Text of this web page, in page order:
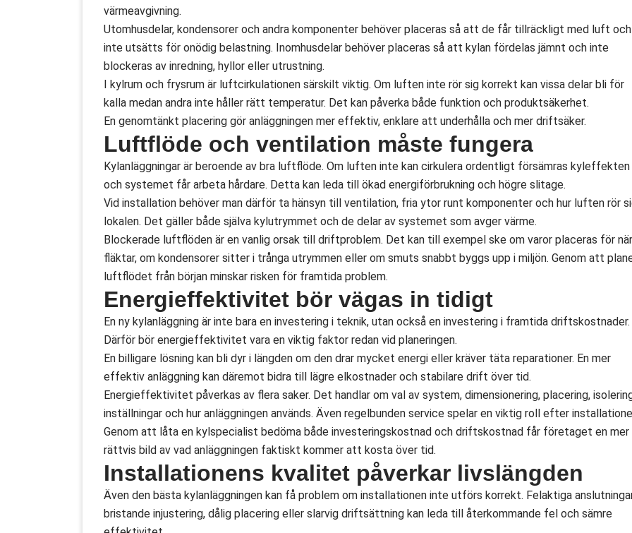
värmeavgivning.
Utomhusdelar, kondensorer och andra komponenter behöver placeras så att de får tillräckligt med luft och
inte utsätts för onödig belastning. Inomhusdelar behöver placeras så att kylan fördelas jämnt och inte
blockeras av inredning, hyllor eller utrustning.
I kylrum och frysrum är luftcirkulationen särskilt viktig. Om luften inte rör sig korrekt kan vissa delar bli för
kalla medan andra inte håller rätt temperatur. Det kan påverka både funktion och produktsäkerhet.
En genomtänkt placering gör anläggningen mer effektiv, enklare att underhålla och mer driftsäker.
Luftflöde och ventilation måste fungera
Kylanläggningar är beroende av bra luftflöde. Om luften inte kan cirkulera ordentligt försämras kyleffekten
och systemet får arbeta hårdare. Detta kan leda till ökad energiförbrukning och högre slitage.
Vid installation behöver man därför ta hänsyn till ventilation, fria ytor runt komponenter och hur luften rör
lokalen. Det gäller både själva kylutrymmet och de delar av systemet som avger värme.
Blockerade luftflöden är en vanlig orsak till driftproblem. Det kan till exempel ske om varor placeras för
fläktar, om kondensorer sitter i trånga utrymmen eller om smuts snabbt byggs upp i miljön. Genom att
luftflödet från början minskar risken för framtida problem.
Energieffektivitet bör vägas in tidigt
En ny kylanläggning är inte bara en investering i teknik, utan också en investering i framtida driftskostnader.
Därför bör energieffektivitet vara en viktig faktor redan vid planeringen.
En billigare lösning kan bli dyr i längden om den drar mycket energi eller kräver täta reparationer. En mer
effektiv anläggning kan däremot bidra till lägre elkostnader och stabilare drift över tid.
Energieffektivitet påverkas av flera saker. Det handlar om val av system, dimensionering, placering,
inställningar och hur anläggningen används. Även regelbunden service spelar en viktig roll efter
Genom att låta en kylspecialist bedöma både investeringskostnad och driftskostnad får företaget en mer
rättvis bild av vad anläggningen faktiskt kommer att kosta över tid.
Installationens kvalitet påverkar livslängden
Även den bästa kylanläggningen kan få problem om installationen inte utförs korrekt. Felaktiga
bristande injustering, dålig placering eller slarvig driftsättning kan leda till återkommande fel och sämre